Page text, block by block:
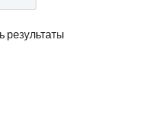
результаты